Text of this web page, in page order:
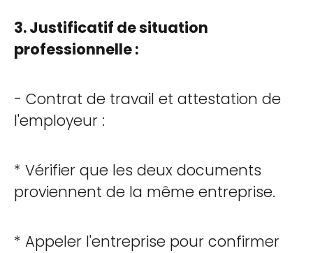
3. Justificatif de situation
professionnelle :
- Contrat de travail et attestation de
l'employeur :
* Vérifier que les deux documents
proviennent de la même entreprise.
* Appeler l'entreprise pour confirmer